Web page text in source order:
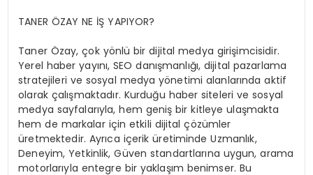
TANER ÖZAY NE İŞ YAPIYOR?
Taner Özay, çok yönlü bir dijital medya girişimcisidir.
Yerel haber yayını, SEO danışmanlığı, dijital pazarlama
stratejileri ve sosyal medya yönetimi alanlarında aktif
olarak çalışmaktadır. Kurduğu haber siteleri ve sosyal
medya sayfalarıyla, hem geniş bir kitleye ulaşmakta
hem de markalar için etkili dijital çözümler
üretmektedir. Ayrıca içerik üretiminde Uzmanlık,
Deneyim, Yetkinlik, Güven standartlarına uygun, arama
motorlarıyla entegre bir yaklaşım benimser. Bu